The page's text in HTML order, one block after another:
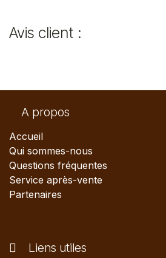
Avis client :
A propos
Accueil
Qui sommes-nous
Questions fréquentes
Service après-vente
Partenaires
Liens utiles